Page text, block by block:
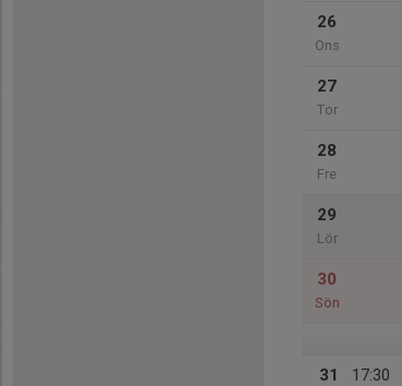
26
Ons
27
Tor
28
Fre
29
Lör
30
Sön
31
17:30